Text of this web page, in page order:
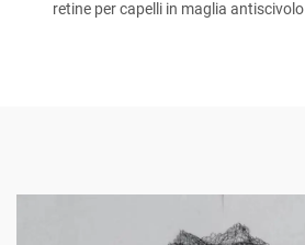
retine per capelli in maglia antiscivolo